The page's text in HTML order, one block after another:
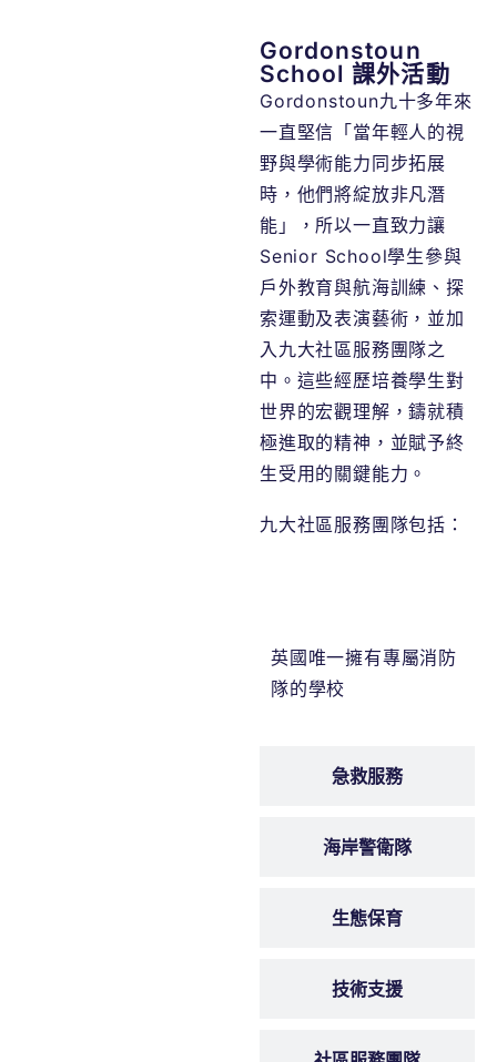
Gordonstoun
School 課外活動
Gordonstoun九十多年來
一直堅信「當年輕人的視
野與學術能力同步拓展
時，他們將綻放非凡潛
能」，所以一直致力讓
Senior School學生參與
戶外教育與航海訓練、探
索運動及表演藝術，並加
入九大社區服務團隊之
中。這些經歷培養學生對
世界的宏觀理解，鑄就積
極進取的精神，並賦予終
生受用的關鍵能力。
九大社區服務團隊包括：
急救服務
海岸警衛隊
生態保育
技術支援
英國唯一擁有專屬消防
隊的學校